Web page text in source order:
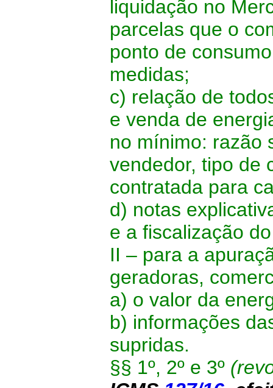
liquidação no
parcelas que o
ponto de
medidas;
c) relação de
e venda de
no mínimo: razão
vendedor, tipo de
contratada para
d) notas
e a fiscalização
II – para a
geradoras,
a) o valor da
b) informações
supridas.
§§ 1º, 2º e 3º